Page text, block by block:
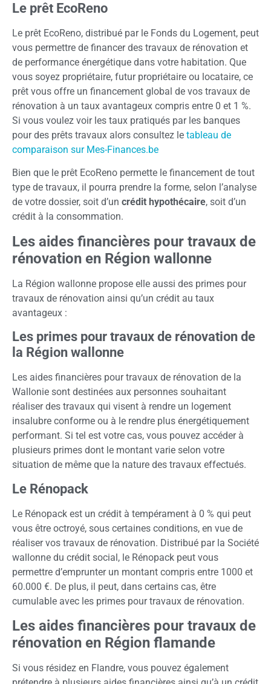
Le prêt EcoReno
Le prêt EcoReno, distribué par le Fonds du Logement, peut
vous permettre de financer des travaux de rénovation et
de performance énergétique dans votre habitation. Que
vous soyez propriétaire, futur propriétaire ou locataire, ce
prêt vous offre un financement global de vos travaux de
rénovation à un taux avantageux compris entre 0 et 1 %.
Si vous voulez voir les taux pratiqués par les banques
pour des prêts travaux alors consultez le tableau de
comparaison sur Mes-Finances.be
Bien que le prêt EcoReno permette le financement de tout
type de travaux, il pourra prendre la forme, selon l’analyse
de votre dossier, soit d’un crédit hypothécaire, soit d’un
crédit à la consommation.
Les aides financières pour travaux de
rénovation en Région wallonne
La Région wallonne propose elle aussi des primes pour
travaux de rénovation ainsi qu’un crédit au taux
avantageux :
Les primes pour travaux de rénovation de
la Région wallonne
Les aides financières pour travaux de rénovation de la
Wallonie sont destinées aux personnes souhaitant
réaliser des travaux qui visent à rendre un logement
insalubre conforme ou à le rendre plus énergétiquement
performant. Si tel est votre cas, vous pouvez accéder à
plusieurs primes dont le montant varie selon votre
situation de même que la nature des travaux effectués.
Le Rénopack
Le Rénopack est un crédit à tempérament à 0 % qui peut
vous être octroyé, sous certaines conditions, en vue de
réaliser vos travaux de rénovation. Distribué par la Société
wallonne du crédit social, le Rénopack peut vous
permettre d’emprunter un montant compris entre 1000 et
60.000 €. De plus, il peut, dans certains cas, être
cumulable avec les primes pour travaux de rénovation.
Les aides financières pour travaux de
rénovation en Région flamande
Si vous résidez en Flandre, vous pouvez également